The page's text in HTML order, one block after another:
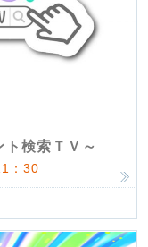
検索ＴＶ～
：30